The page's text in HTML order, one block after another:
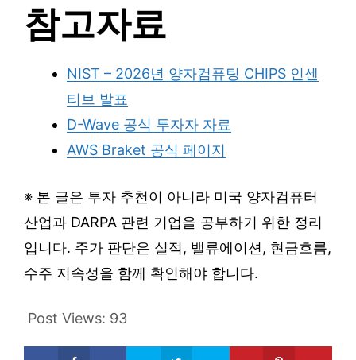
참고자료
NIST – 2026년 양자컴퓨팅 CHIPS 인센
티브 발표
D-Wave 공식 투자자 자료
AWS Braket 공식 페이지
※ 본 글은 투자 추천이 아니라 미국 양자컴퓨터
산업과 DARPA 관련 기업을 공부하기 위한 정리
입니다. 주가 판단은 실적, 밸류에이션, 현금흐름,
수주 지속성을 함께 확인해야 합니다.
Post Views: 93